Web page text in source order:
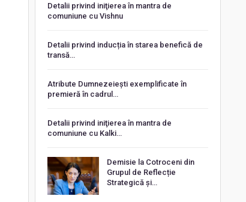
Detalii privind iniţierea în mantra de
comuniune cu Vishnu
Detalii privind inducția în starea benefică de
transă…
Atribute Dumnezeiești exemplificate în
premieră în cadrul…
Detalii privind iniţierea în mantra de
comuniune cu Kalki…
Demisie la Cotroceni din
Grupul de Reflecție
Strategică și…